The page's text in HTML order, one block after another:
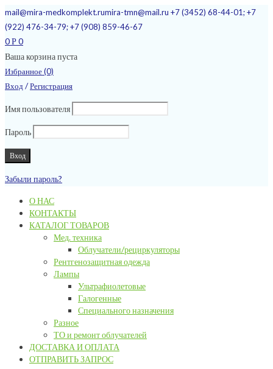
mail@mira-medkomplekt.rumira-tmn@mail.ru +7 (3452) 68-44-01; +7
(922) 476-34-79; +7 (908) 859-46-67
0 Р 0
Ваша корзина пуста
Избранное (0)
Вход /Регистрация
Имя пользователя
Пароль
Забыли пароль?
О НАС
КОНТАКТЫ
КАТАЛОГ ТОВАРОВ
Мед. техника
Облучатели/рециркуляторы
Рентгенозащитная одежда
Лампы
Ультрафиолетовые
Галогенные
Специального назначения
Разное
ТО и ремонт облучателей
ДОСТАВКА И ОПЛАТА
ОТПРАВИТЬ ЗАПРОС